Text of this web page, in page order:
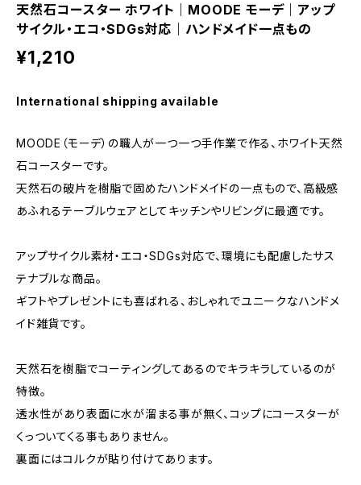
天然石コースター ホワイト｜MOODE モーデ｜アップ
サイクル・エコ・SDGs対応｜ハンドメイド一点もの
¥1,210
International shipping available
MOODE（モーデ）の職人が一つ一つ手作業で作る、ホワイト天然
石コースターです。
天然石の破片を樹脂で固めたハンドメイドの一点もので、高級感
あふれるテーブルウェアとしてキッチンやリビングに最適です。
アップサイクル素材・エコ・SDGs対応で、環境にも配慮したサス
テナブルな商品。
ギフトやプレゼントにも喜ばれる、おしゃれでユニークなハンドメ
イド雑貨です。
天然石を樹脂でコーティングしてあるのでキラキラしているのが
特徴。
透水性があり表面に水が溜まる事が無く、コップにコースターが
くっついてくる事もありません。
裏面にはコルクが貼り付けてあります。